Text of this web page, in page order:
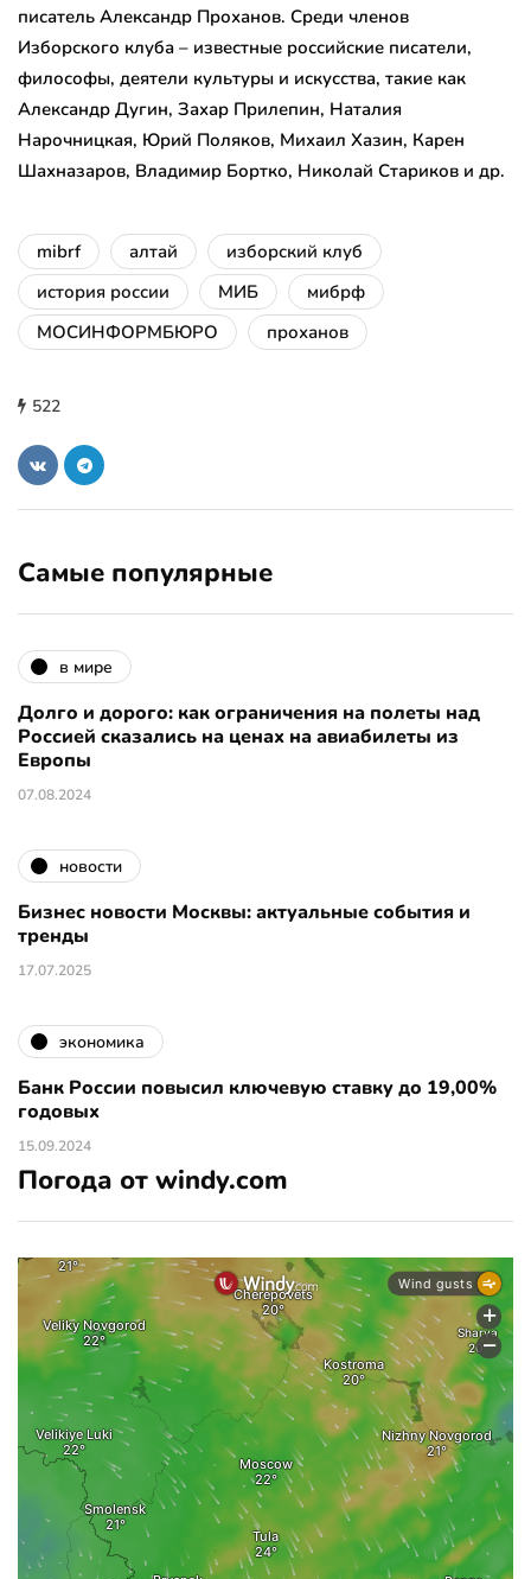
писатель Александр Проханов. Среди членов
Изборского клуба – известные российские писатели,
философы, деятели культуры и искусства, такие как
Александр Дугин, Захар Прилепин, Наталия
Нарочницкая, Юрий Поляков, Михаил Хазин, Карен
Шахназаров, Владимир Бортко, Николай Стариков и др.
mibrf алтай
изборский клуб
история россии
МИБ
мибрф
МОСИНФОРМБЮРО
проханов
522
Самые популярные
в мире
Долго и дорого: как ограничения на полеты над
Россией сказались на ценах на авиабилеты из
Европы
07.08.2024
новости
Бизнес новости Москвы: актуальные события и
тренды
17.07.2025
экономика
Банк России повысил ключевую ставку до 19,00%
годовых
15.09.2024
Погода от windy.com